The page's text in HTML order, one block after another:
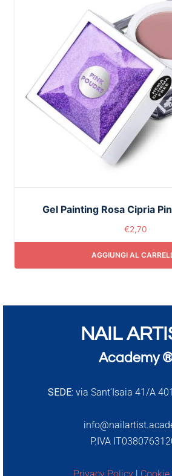
Gel Painting Rosa Cipria
€2,70
AGGIUNGI AL
NAIL
Academy
SEDE: via Sant’Isaia 41/A
P.IVA